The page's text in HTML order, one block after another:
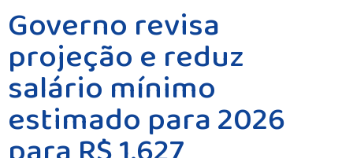
Governo revisa
projeção e reduz
salário mínimo
estimado para 2026